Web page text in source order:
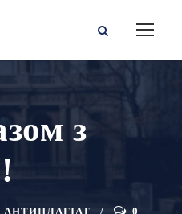
з
АНТИПЛАГІАТ 0